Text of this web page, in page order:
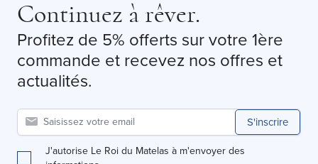
Continuez à rêver.
Profitez de 5% offerts sur votre 1ère
commande et recevez nos offres et
actualités.
S'inscrire
J'autorise Le Roi du Matelas à m'envoyer des